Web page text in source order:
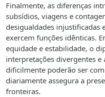
Finalmente, as diferenças
subsídios, viagens e
desigualdades injustificadas
exercem funções idênticas.
equidade e estabilidade, o
interpretações divergentes
dificilmente poderão ser
diariamente assegura a
fronteiras.